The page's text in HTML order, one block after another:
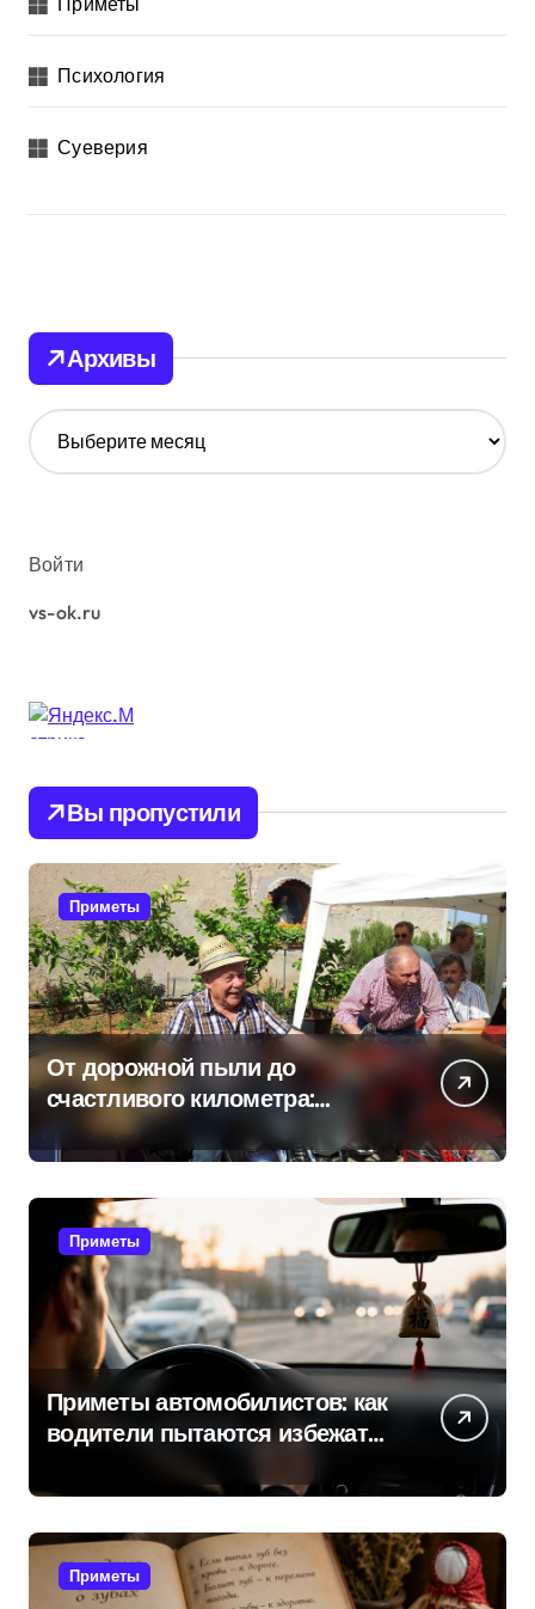
Психология
Суеверия
Архивы
А
р
ы
Войти
vs-ok.ru
Вы пропустили
Приметы
От дорожной пыли до
счастливого километра:
самые распространенные
приметы мотоциклистов
Приметы
Приметы автомобилистов: как
водители пытаются избежать
дороге
Приметы